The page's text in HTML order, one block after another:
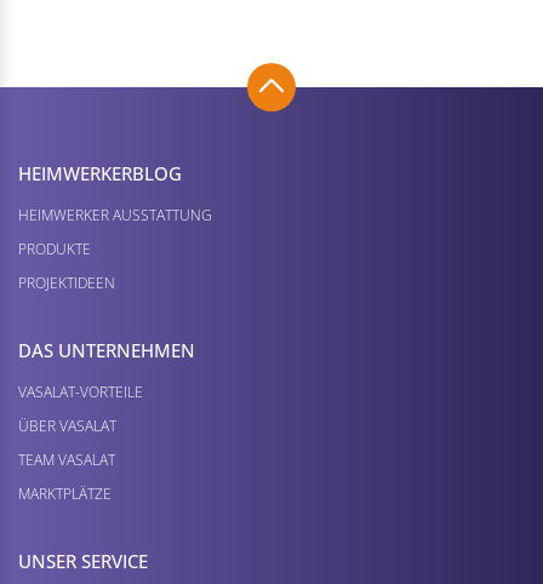
HEIMWERKER­BLOG
HEIMWERKER AUSSTATTUNG
PRODUKTE
PROJEKTIDEEN
DAS UNTERNEHMEN
VASALAT-VORTEILE
ÜBER VASALAT
TEAM VASALAT
MARKTPLÄTZE
UNSER SERVICE